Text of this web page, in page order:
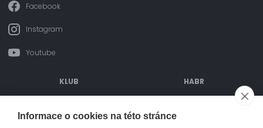
Facebook
Instagram
Youtube
KLUB HABR
Informace o cookies na této stránce